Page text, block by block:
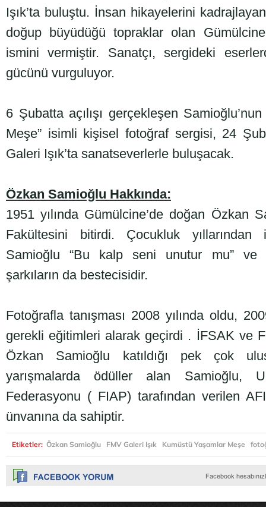
Işık’ta buluştu. İnsan hikayelerini
doğup büyüdüğü topraklar olan
ismini vermiştir. Sanatçı, sergideki
gücünü vurguluyor.
6 Şubatta açılışı gerçekleşen
Meşe” isimli kişisel fotoğraf sergisi, 24
Galeri Işık’ta sanatseverlerle buluşacak.
Özkan Samioğlu Hakkında:
1951 yılında Gümülcine’de doğan Özkan
Fakültesini bitirdi. Çocukluk
Samioğlu “Bu kalp seni unutur mu” ve
şarkıların da bestecisidir.
Fotoğrafla tanışması 2008 yılında oldu,
gerekli eğitimleri alarak geçirdi . İFSAK ve
Özkan Samioğlu katıldığı pek çok
yarışmalarda ödüller alan Samioğlu,
Federasyonu ( FIAP) tarafından verilen
ünvanına da sahiptir.
Etiketler: Özkan Samioğlu FMV Galeri Işık Kumüstü Yaşamlar Meşe